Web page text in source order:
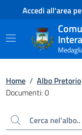
Contenuto principale
Piede di paginaAccedi all'area
Home / Albo Pretorio
Documenti: 0
Cerca